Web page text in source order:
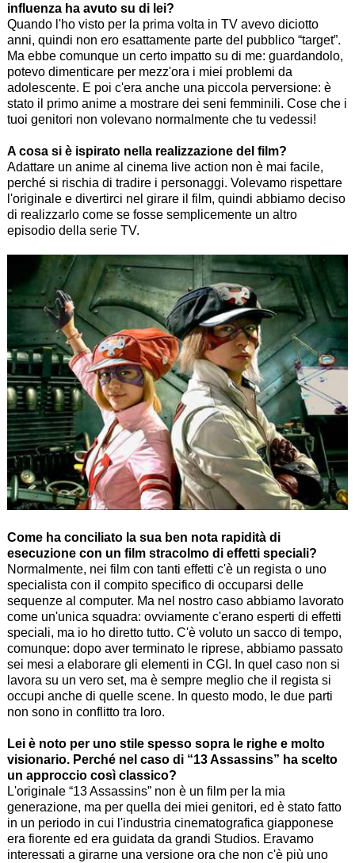
influenza ha avuto su di lei?
Quando l'ho visto per la prima volta in TV avevo diciotto
anni, quindi non ero esattamente parte del pubblico “target”.
Ma ebbe comunque un certo impatto su di me: guardandolo,
potevo dimenticare per mezz'ora i miei problemi da
adolescente. E poi c'era anche una piccola perversione: è
stato il primo anime a mostrare dei seni femminili. Cose che i
tuoi genitori non volevano normalmente che tu vedessi!
A cosa si è ispirato nella realizzazione del film?
Adattare un anime al cinema live action non è mai facile,
perché si rischia di tradire i personaggi. Volevamo rispettare
l'originale e divertirci nel girare il film, quindi abbiamo deciso
di realizzarlo come se fosse semplicemente un altro
episodio della serie TV.
Come ha conciliato la sua ben nota rapidità di
esecuzione con un film stracolmo di effetti speciali?
Normalmente, nei film con tanti effetti c'è un regista o uno
specialista con il compito specifico di occuparsi delle
sequenze al computer. Ma nel nostro caso abbiamo lavorato
come un'unica squadra: ovviamente c'erano esperti di effetti
speciali, ma io ho diretto tutto. C'è voluto un sacco di tempo,
comunque: dopo aver terminato le riprese, abbiamo passato
sei mesi a elaborare gli elementi in CGI. In quel caso non si
lavora su un vero set, ma è sempre meglio che il regista si
occupi anche di quelle scene. In questo modo, le due parti
non sono in conflitto tra loro.
Lei è noto per uno stile spesso sopra le righe e molto
visionario. Perché nel caso di “13 Assassins” ha scelto
un approccio così classico?
L'originale “13 Assassins” non è un film per la mia
generazione, ma per quella dei miei genitori, ed è stato fatto
in un periodo in cui l'industria cinematografica giapponese
era fiorente ed era guidata da grandi Studios. Eravamo
interessati a girarne una versione ora che non c'è più uno